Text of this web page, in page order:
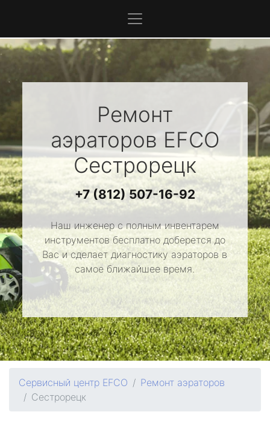
Ремонт
аэраторов EFCO
Сестрорецк
+7 (812) 507-16-92
Наш инженер с полным инвентарем
инструментов бесплатно доберется до
Вас и сделает диагностику аэраторов в
самое ближайшее время.
Сервисный центр EFCO
Ремонт аэраторов
Сестрорецк